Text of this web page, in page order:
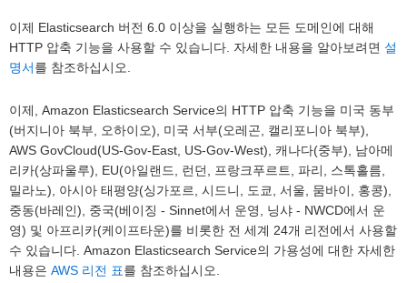
이제 Elasticsearch 버전 6.0 이상을 실행하는 모든 도메인에 대해
HTTP 압축 기능을 사용할 수 있습니다. 자세한 내용을 알아보려면 설
명서를 참조하십시오.
이제, Amazon Elasticsearch Service의 HTTP 압축 기능을 미국 동부
(버지니아 북부, 오하이오), 미국 서부(오레곤, 캘리포니아 북부),
AWS GovCloud(US-Gov-East, US-Gov-West), 캐나다(중부), 남아메
리카(상파울루), EU(아일랜드, 런던, 프랑크푸르트, 파리, 스톡홀름,
밀라노), 아시아 태평양(싱가포르, 시드니, 도쿄, 서울, 뭄바이, 홍콩),
중동(바레인), 중국(베이징 - Sinnet에서 운영, 닝샤 - NWCD에서 운
영) 및 아프리카(케이프타운)를 비롯한 전 세계 24개 리전에서 사용할
수 있습니다. Amazon Elasticsearch Service의 가용성에 대한 자세한
내용은 AWS 리전 표를 참조하십시오.